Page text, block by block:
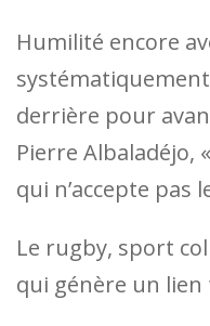
Humilité encore
derrière pour
Pierre Albaladéjo,
qui n’accepte pas
Le rugby, sport
qui génère un